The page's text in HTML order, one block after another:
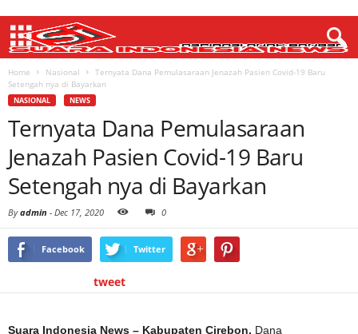
Home Nasional
Ternyata Dana Pemulasaraan Jenazah Pasien Covid-19 Baru
Setengah nya di Bayarkan
NASIONAL NEWS
Ternyata Dana Pemulasaraan
Jenazah Pasien Covid-19 Baru
Setengah nya di Bayarkan
Byadmin - Dec 17, 2020 0
Facebook Twitter
tweet
Suara Indonesia News – Kabupaten Cirebon. Dana